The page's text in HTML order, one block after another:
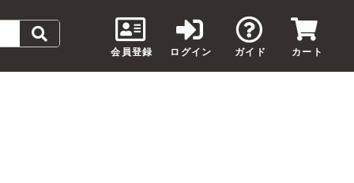
会員登録 ログイン ガイド カート